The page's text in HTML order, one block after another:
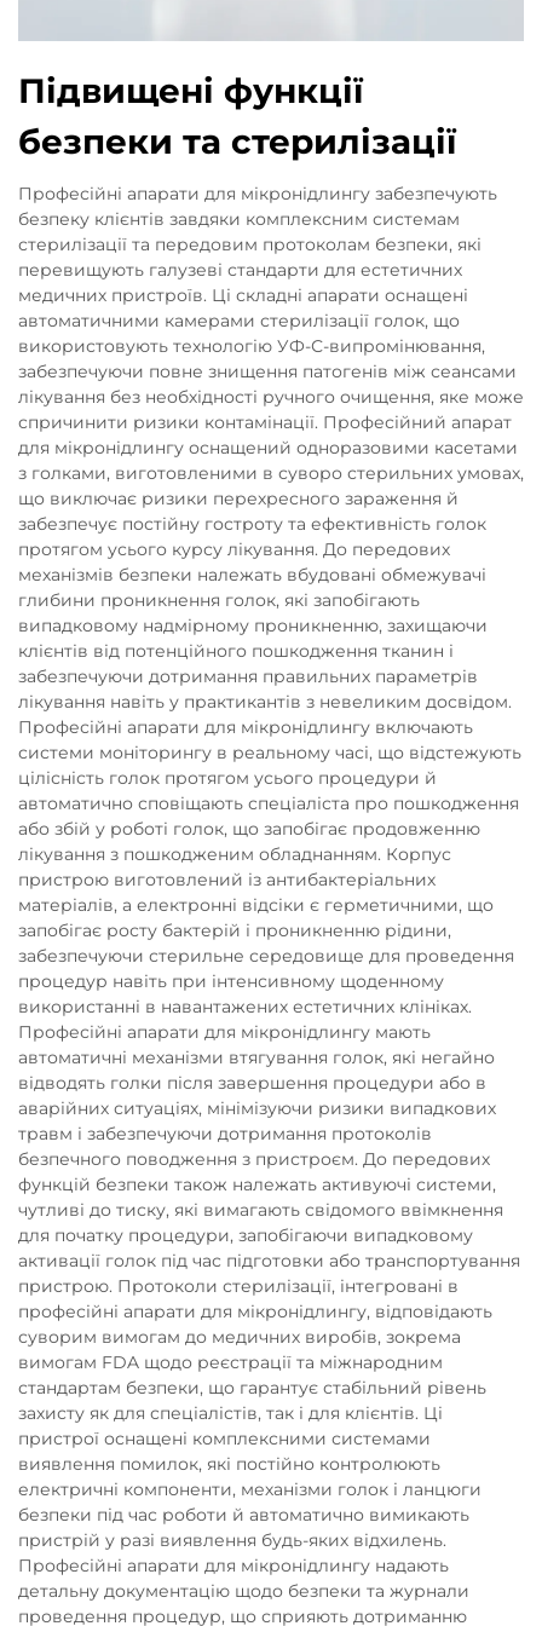
Підвищені функції
безпеки та стерилізації
Професійні апарати для мікронідлингу забезпечують
безпеку клієнтів завдяки комплексним системам
стерилізації та передовим протоколам безпеки, які
перевищують галузеві стандарти для естетичних
медичних пристроїв. Ці складні апарати оснащені
автоматичними камерами стерилізації голок, що
використовують технологію УФ-С-випромінювання,
забезпечуючи повне знищення патогенів між сеансами
лікування без необхідності ручного очищення, яке може
спричинити ризики контамінації. Професійний апарат
для мікронідлингу оснащений одноразовими касетами
з голками, виготовленими в суворо стерильних умовах,
що виключає ризики перехресного зараження й
забезпечує постійну гостроту та ефективність голок
протягом усього курсу лікування. До передових
механізмів безпеки належать вбудовані обмежувачі
глибини проникнення голок, які запобігають
випадковому надмірному проникненню, захищаючи
клієнтів від потенційного пошкодження тканин і
забезпечуючи дотримання правильних параметрів
лікування навіть у практикантів з невеликим досвідом.
Професійні апарати для мікронідлингу включають
системи моніторингу в реальному часі, що відстежують
цілісність голок протягом усього процедури й
автоматично сповіщають спеціаліста про пошкодження
або збій у роботі голок, що запобігає продовженню
лікування з пошкодженим обладнанням. Корпус
пристрою виготовлений із антибактеріальних
матеріалів, а електронні відсіки є герметичними, що
запобігає росту бактерій і проникненню рідини,
забезпечуючи стерильне середовище для проведення
процедур навіть при інтенсивному щоденному
використанні в навантажених естетичних клініках.
Професійні апарати для мікронідлингу мають
автоматичні механізми втягування голок, які негайно
відводять голки після завершення процедури або в
аварійних ситуаціях, мінімізуючи ризики випадкових
травм і забезпечуючи дотримання протоколів
безпечного поводження з пристроєм. До передових
функцій безпеки також належать активуючі системи,
чутливі до тиску, які вимагають свідомого ввімкнення
для початку процедури, запобігаючи випадковому
активації голок під час підготовки або транспортування
пристрою. Протоколи стерилізації, інтегровані в
професійні апарати для мікронідлингу, відповідають
суворим вимогам до медичних виробів, зокрема
вимогам FDA щодо реєстрації та міжнародним
стандартам безпеки, що гарантує стабільний рівень
захисту як для спеціалістів, так і для клієнтів. Ці
пристрої оснащені комплексними системами
виявлення помилок, які постійно контролюють
електричні компоненти, механізми голок і ланцюги
безпеки під час роботи й автоматично вимикають
пристрій у разі виявлення будь-яких відхилень.
Професійні апарати для мікронідлингу надають
детальну документацію щодо безпеки та журнали
проведення процедур, що сприяють дотриманню